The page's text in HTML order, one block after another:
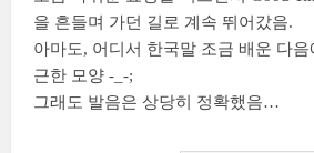
을 흔들며 가던 길로 계속 뛰어갔음.
아마도, 어디서 한국말 조금 배운 다
근한 모양 -_-;
그래도 발음은 상당히 정확했음…